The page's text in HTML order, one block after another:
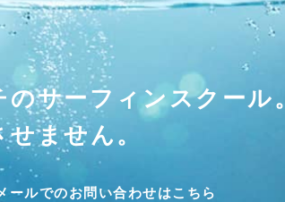
のサーフィンスクール。
ません。
ールでのお問い合わせはこちら